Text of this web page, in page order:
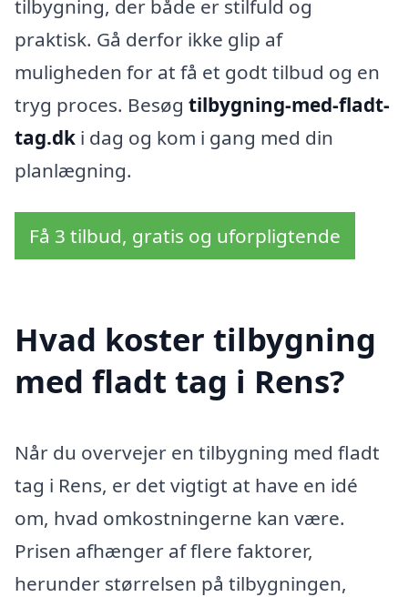
tilbygning, der både er stilfuld og
praktisk. Gå derfor ikke glip af
muligheden for at få et godt tilbud og en
tryg proces. Besøg tilbygning-med-fladt-
tag.dk i dag og kom i gang med din
planlægning.
Få 3 tilbud, gratis og uforpligtende
Hvad koster tilbygning
med fladt tag i Rens?
Når du overvejer en tilbygning med fladt
tag i Rens, er det vigtigt at have en idé
om, hvad omkostningerne kan være.
Prisen afhænger af flere faktorer,
herunder størrelsen på tilbygningen,